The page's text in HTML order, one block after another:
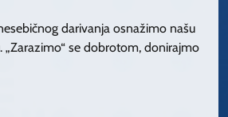
darivanja osnažimo našu
„Zarazimo“ se dobrotom, donirajmo